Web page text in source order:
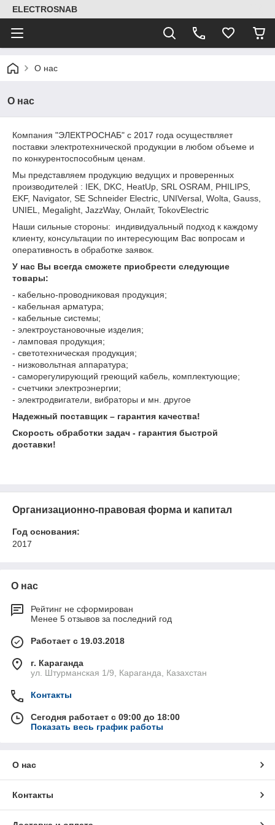
ELECTROSNAB
О нас
О нас
Компания "ЭЛЕКТРОСНАБ" с 2017 года осуществляет
поставки электротехнической продукции в любом объеме и
по конкурентоспособным ценам.
Мы представляем продукцию ведущих и проверенных
производителей : IEK, DKC, HeatUp, SRL OSRAM, PHILIPS,
EKF, Navigator, SE Schneider Electric, UNIVersal, Wolta, Gauss,
UNIEL, Megalight, JazzWay, Онлайт, TokovElectric
Наши сильные стороны: индивидуальный подход к каждому
клиенту, консультации по интересующим Вас вопросам и
оперативность в обработке заявок.
У нас Вы всегда сможете приобрести следующие
товары:
- кабельно-проводниковая продукция;
- кабельная арматура;
- кабельные системы;
- электроустановочные изделия;
- ламповая продукция;
- светотехническая продукция;
- низковольтная аппаратура;
- саморегулирующий греющий кабель, комплектующие;
- счетчики электроэнергии;
- электродвигатели, вибраторы и мн. другое
Надежный поставщик – гарантия качества!
Скорость обработки задач - гарантия быстрой
доставки!
Организационно-правовая форма и капитал
Год основания:
2017
О нас
Рейтинг не сформирован
Менее 5 отзывов за последний год
Работает с 19.03.2018
г. Караганда
ул. Штурманская 1/9, Караганда, Казахстан
Контакты
Сегодня работает с 09:00 до 18:00
Показать весь график работы
О нас
Контакты